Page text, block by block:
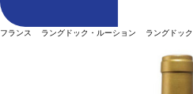
フランス ラングドック・ルーション ラングドック